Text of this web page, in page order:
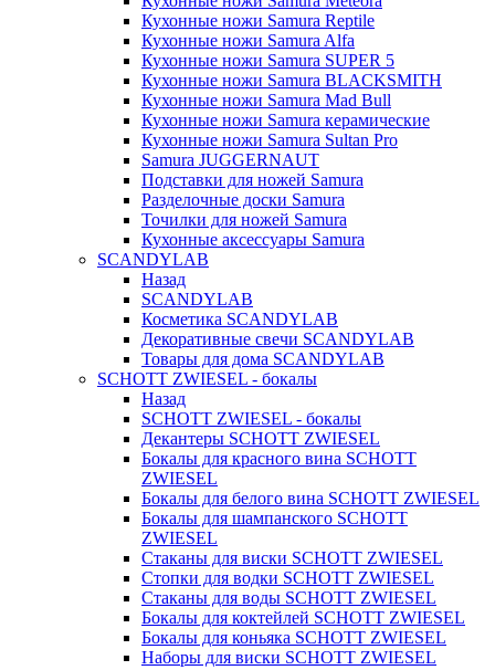
Кухонные ножи Samura Reptile
Кухонные ножи Samura Alfa
Кухонные ножи Samura SUPER 5
Кухонные ножи Samura BLACKSMITH
Кухонные ножи Samura Mad Bull
Кухонные ножи Samura керамические
Кухонные ножи Samura Sultan Pro
Samura JUGGERNAUT
Подставки для ножей Samura
Разделочные доски Samura
Точилки для ножей Samura
Кухонные аксессуары Samura
SCANDYLAB
Назад
SCANDYLAB
Косметика SCANDYLAB
Декоративные свечи SCANDYLAB
Товары для дома SCANDYLAB
SCHOTT ZWIESEL - бокалы
Назад
SCHOTT ZWIESEL - бокалы
Декантеры SCHOTT ZWIESEL
Бокалы для красного вина SCHOTT
ZWIESEL
Бокалы для белого вина SCHOTT ZWIESEL
Бокалы для шампанского SCHOTT
ZWIESEL
Стаканы для виски SCHOTT ZWIESEL
Стопки для водки SCHOTT ZWIESEL
Стаканы для воды SCHOTT ZWIESEL
Бокалы для коктейлей SCHOTT ZWIESEL
Бокалы для коньяка SCHOTT ZWIESEL
Наборы для виски SCHOTT ZWIESEL